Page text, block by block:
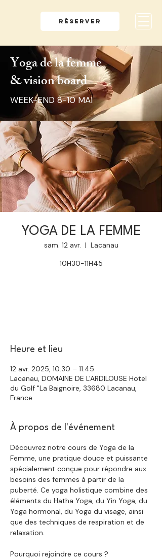
RÉSERVER
Yoga de la femme
& vision board
WEEK-END 8-10 MAI
YOGA DE LA FEMME
sam. 12 avr.
  |
Lacanau
10H30-11H45
Heure et lieu
12 avr. 2025, 10:30 – 11:45
Lacanau, DOMAINE DE L'ARDILOUSE Hotel
du Golf "La Baignoire, 33680 Lacanau,
France
À propos de l'événement
Découvrez notre cours de Yoga de la
Femme, une pratique douce et puissante
spécialement conçue pour répondre aux
besoins des femmes à partir de la
puberté. Ce yoga holistique combine des
éléments du Hatha Yoga, du Yin Yoga, du
Yoga hormonal, du Yoga du visage, ainsi
que des techniques de respiration et de
relaxation.
Pourquoi rejoindre ce cours ?